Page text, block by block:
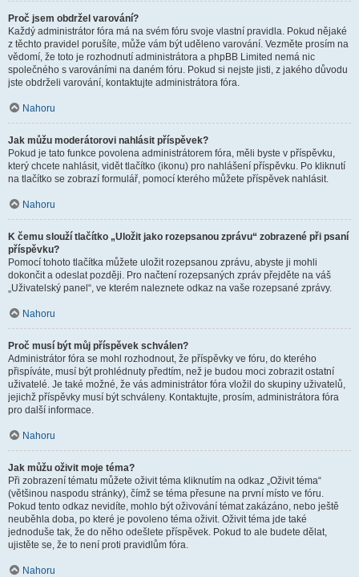
Proč jsem obdržel varování?
Každý administrátor fóra má na svém fóru svoje vlastní pravidla. Pokud nějaké
z těchto pravidel porušíte, může vám být uděleno varování. Vezměte prosím na
vědomí, že toto je rozhodnutí administrátora a phpBB Limited nemá nic
společného s varováními na daném fóru. Pokud si nejste jisti, z jakého důvodu
jste obdrželi varování, kontaktujte administrátora fóra.
Nahoru
Jak můžu moderátorovi nahlásit příspěvek?
Pokud je tato funkce povolena administrátorem fóra, měli byste v příspěvku,
který chcete nahlásit, vidět tlačítko (ikonu) pro nahlášení příspěvku. Po kliknutí
na tlačítko se zobrazí formulář, pomocí kterého můžete příspěvek nahlásit.
Nahoru
K čemu slouží tlačítko „Uložit jako rozepsanou zprávu“ zobrazené při psaní
příspěvku?
Pomocí tohoto tlačítka můžete uložit rozepsanou zprávu, abyste ji mohli
dokončit a odeslat později. Pro načtení rozepsaných zpráv přejděte na váš
„Uživatelský panel“, ve kterém naleznete odkaz na vaše rozepsané zprávy.
Nahoru
Proč musí být můj příspěvek schválen?
Administrátor fóra se mohl rozhodnout, že příspěvky ve fóru, do kterého
přispíváte, musí být prohlédnuty předtím, než je budou moci zobrazit ostatní
uživatelé. Je také možné, že vás administrátor fóra vložil do skupiny uživatelů,
jejichž příspěvky musí být schváleny. Kontaktujte, prosím, administrátora fóra
pro další informace.
Nahoru
Jak můžu oživit moje téma?
Při zobrazení tématu můžete oživit téma kliknutím na odkaz „Oživit téma“
(většinou naspodu stránky), čímž se téma přesune na první místo ve fóru.
Pokud tento odkaz nevidíte, mohlo být oživování témat zakázáno, nebo ještě
neuběhla doba, po které je povoleno téma oživit. Oživit téma jde také
jednoduše tak, že do něho odešlete příspěvek. Pokud to ale budete dělat,
ujistěte se, že to není proti pravidlům fóra.
Nahoru